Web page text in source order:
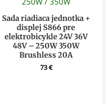
Sada riadiaca jednotka +
displej S866 pre
elektrobicykle 24V 36V
48V – 250W 350W
Brushless 20A
73€